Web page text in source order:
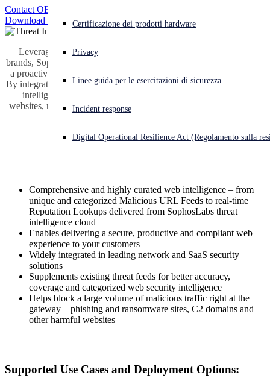
Cyberattacco in corso? Ottieni assistenza immediata
Accedi
Open search
Italiano Open language switcher
Certificazione dei prodotti hardware
Privacy
Linee guida per le esercitazioni di sicurezza
Incident response
Digital Operational Resilience Act (Regolamento sulla
Informazioni generali
SDK per antimalware
SDK per filtro e-mail
SDK per Data Loss Prevention
Intelligence sulle Minacce
Analisi statica automatica
Sandboxing nel cloud
Modelli di IA
Informazioni generali
Modello di IA per BEC
Analisi degli URL con IA
Centro Di Risorse
Contact OEM Team
Download Datasheet
Leveraged by leading security vendors, SecOps teams and IT
brands, Sophos cyber threat intelligence (CTI) solutions help deliver
a proactive layer of protection against modern and evasive threats.
By integrating Sophos’ comprehensive, curated and AI-driven threat
intelligence, you can protect your customers from malicious
websites, ransomware, phishing & BEC threats, and never-before-
seen malware threats too.
Comprehensive and highly curated web intelligence – from
unique and categorized Malicious URL Feeds to real-time
Reputation Lookups delivered from SophosLabs threat
intelligence cloud
Enables delivering a secure, productive and compliant web
experience to your customers
Widely integrated in leading network and SaaS security
solutions
Supplements existing threat feeds for better accuracy,
coverage and categorized web security intelligence
Helps block a large volume of malicious traffic right at the
gateway – phishing and ransomware sites, C2 domains and
other harmful websites
Supported Use Cases and Deployment Options: